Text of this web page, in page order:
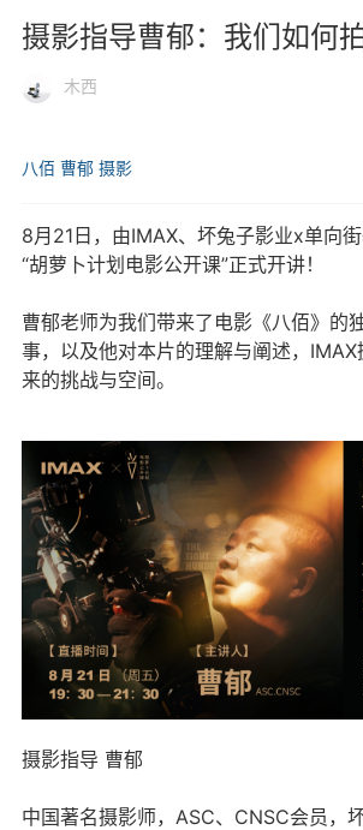
摄影指导曹郁：我们如何
木西
八佰 曹郁 摄影
8月21日，由IMAX、坏兔子影业x单向
“胡萝卜计划电影公开课”正式开讲！
曹郁老师为我们带来了电影《八佰》的
事，以及他对本片的理解与阐述，
来的挑战与空间。
摄影指导 曹郁
中国著名摄影师，ASC、CNSC会员，